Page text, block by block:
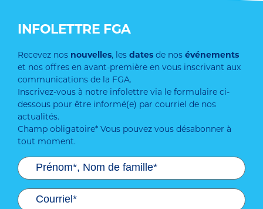
INFOLETTRE FGA
Recevez nos nouvelles, les dates de nos événements
et nos offres en avant-première en vous inscrivant aux
communications de la FGA.
Inscrivez-vous à notre infolettre via le formulaire ci-
dessous pour être informé(e) par courriel de nos
actualités.
Champ obligatoire* Vous pouvez vous désabonner à
tout moment.